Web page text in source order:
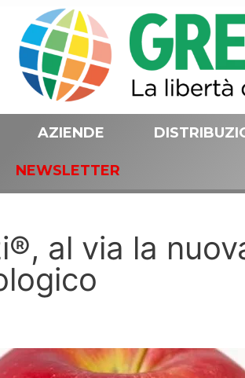
AZIENDE
NEWSLETTER
al via la